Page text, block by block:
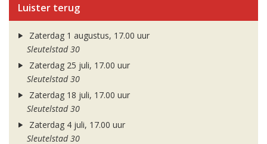
Luister terug
Zaterdag 1 augustus, 17.00 uur
Sleutelstad 30
Zaterdag 25 juli, 17.00 uur
Sleutelstad 30
Zaterdag 18 juli, 17.00 uur
Sleutelstad 30
Zaterdag 4 juli, 17.00 uur
Sleutelstad 30